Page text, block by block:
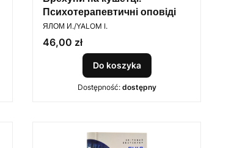
Психотерапевтичні оповіді
PRODUCENT
ЯЛОМ И./YALOM I.
Cena
46,00 zł
Do koszyka
Dostępność: dostępny